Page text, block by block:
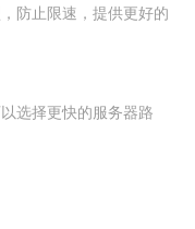
防止限速，提供更好的
选择更快的服务器路